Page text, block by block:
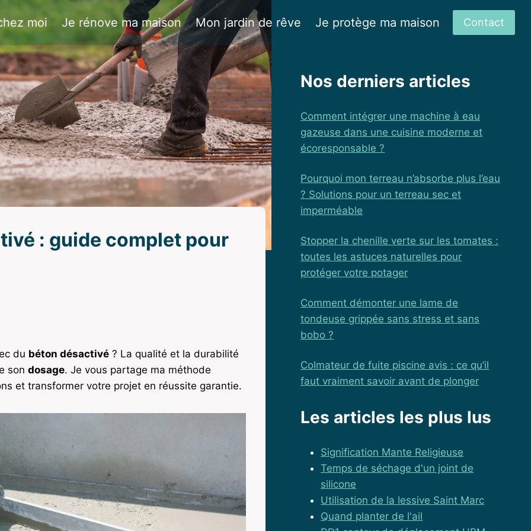
moi Je rénove ma maison Mon jardin de rêve Je protège ma maison Contact
: guide complet pour
du béton désactivé ? La qualité et la durabilité
son dosage. Je vous partage ma méthode
et transformer votre projet en réussite garantie.
Nos derniers articles
Comment intégrer une machine à eau
gazeuse dans une cuisine moderne et
écoresponsable ?
Pourquoi mon terreau n’absorbe plus l’eau
? Solutions pour un terreau sec et
imperméable
Stopper la chenille verte sur les tomates :
toutes les astuces naturelles pour
protéger votre potager
Comment démonter une lame de
tondeuse grippée sans stress et sans
bobo ?
Colmateur de fuite piscine avis : ce qu’il
faut vraiment savoir avant de plonger
Les articles les plus lus
Signification Mante Religieuse
Temps de séchage d'un joint de
silicone
Utilisation de la lessive Saint Marc
Quand planter de l'ail